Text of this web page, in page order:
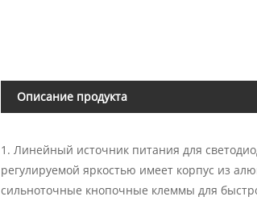
Описание продукта
1. Линейный источник питания для
регулируемой яркостью имеет корпус из
сильноточные кнопочные клеммы для